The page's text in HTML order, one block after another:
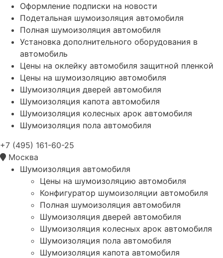
Оформление подписки на новости
Подетальная шумоизоляция автомобиля
Полная шумоизоляция автомобиля
Установка дополнительного оборудования в
автомобиль
Цены на оклейку автомобиля защитной пленкой
Цены на шумоизоляцию автомобиля
Шумоизоляция дверей автомобиля
Шумоизоляция капота автомобиля
Шумоизоляция колесных арок автомобиля
Шумоизоляция пола автомобиля
+7 (495) 161-60-25
Москва
Шумоизоляция автомобиля
Цены на шумоизоляцию автомобиля
Конфигуратор шумоизоляции автомобиля
Полная шумоизоляция автомобиля
Шумоизоляция дверей автомобиля
Шумоизоляция колесных арок автомобиля
Шумоизоляция пола автомобиля
Шумоизоляция капота автомобиля